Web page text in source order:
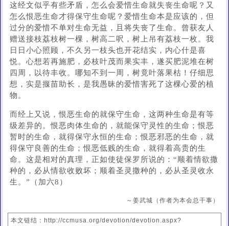
这经文似乎有些矛盾，怎么会爱惜生命就失丧生命呢？又
怎么恨恶生命才得保守生命呢？爱惜生命本是应该的，但
过分的爱惜不单对生命无益，且将失丧了生命。曾获友人
赠送接枝荔枝树一棵，树高二呎，树上吊有荔枝一枚。我
日日小心照顾，不久另一枝头也开花结实，内心什是喜
悦。心想若再施肥，必枝叶茂而果实丰，遂买肥泥堆在树
四周，以待丰收。哪知不到一周，树竟叶落果枯！仔细思
想，实是揠苗助长，是我愚昧的爱惜害死了这棵心爱的植
物。
而经上又说，恨恶生命的就保守生命，这两种生命是有等
级差异的。恨恶肉体生命的，就能保守灵性的生命；恨恶
暂时的生命，就得保守永恒的生命；恨恶邪恶的生命，就
得保守良善的生命；恨恶低贱的生命，就得着高贵的生
命。这是相对的真理，正如使徒保罗所说的：“顺着情欲撒
种的，必从情欲收败坏；顺着圣灵撒种的，必从圣灵收永
生。”（加六8）
～姜武城（作者为本会总干事）
本文链结：http://ccmusa.org/devotion/devotion.aspx?